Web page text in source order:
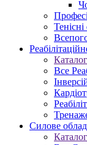
Каталог
Все
Силове
Каталог